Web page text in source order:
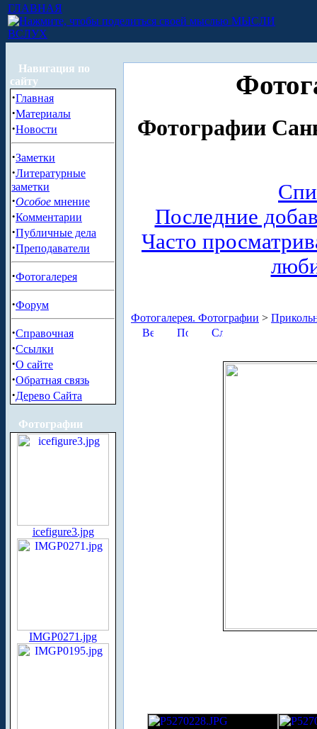
ГЛАВНАЯ
МЫСЛИ
ВСЛУХ
Навигация по
сайту
·Главная
·Материалы
·Новости
·Заметки
·Литературные
заметки
·Особое мнение
·Комментарии
·Публичные дела
·Преподаватели
·Фотогалерея
·Форум
·Справочная
·Ссылки
·О сайте
·Обратная связь
·Дерево Сайта
Фотографии
icefigure3.jpg
IMGP0271.jpg
Фотографии
Последние
Часто
Фотогалерея. Фотографии >